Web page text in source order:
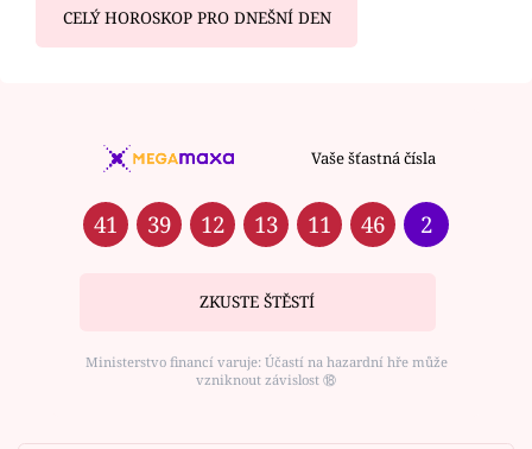
CELÝ HOROSKOP PRO DNEŠNÍ DEN
Vaše šťastná čísla
41 39 12 13 11 46 2
ZKUSTE ŠTĚSTÍ
Ministerstvo financí varuje: Účastí na hazardní hře může
vzniknout závislost ⑱